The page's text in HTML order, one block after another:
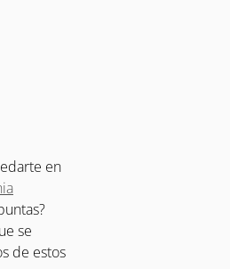
en
se
de estos